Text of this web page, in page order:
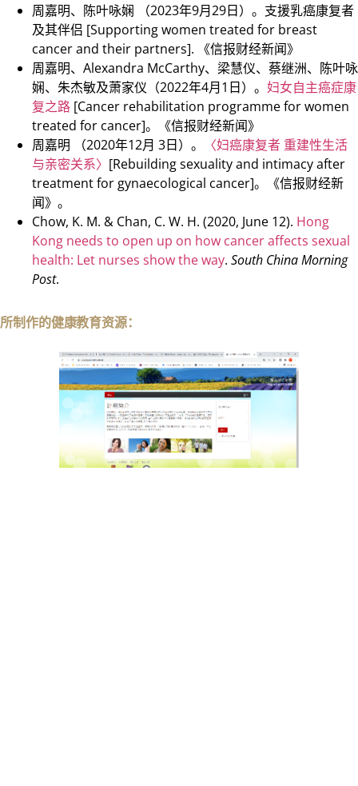
周嘉明、陈叶咏娴 （2023年9月29日）。支援乳癌康复者
及其伴侣 [Supporting women treated for breast
cancer and their partners]. 《信报财经新闻》
周嘉明、Alexandra McCarthy、梁慧仪、蔡继洲、陈叶咏
娴、朱杰敏及萧家仪（2022年4月1日）。 妇女自主癌症康
复之路 [Cancer rehabilitation programme for women
treated for cancer]。《信报财经新闻》
周嘉明 （2020年12月 3日）。
〈妇癌康复者 重建性生活
与亲密关系〉 [Rebuilding sexuality and intimacy after
treatment for gynaecological cancer]。《信报财经新
闻》。
Chow, K. M. & Chan, C. W. H. (2020, June 12). Hong
Kong needs to open up on how cancer affects sexual
health: Let nurses show the way. South China Morning
Post.
所制作的健康教育资源：